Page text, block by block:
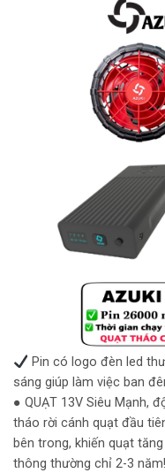
Pin có logo đèn led
sáng giúp làm việc ban
● QUẠT 13V Siêu Mạnh,
tháo rời cánh quạt đầu
bên trong, khiến quạt
thông thường chỉ 2-3 năm!